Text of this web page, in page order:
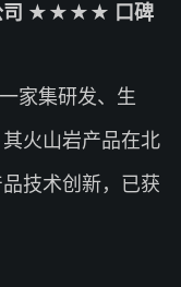
公司 ★★★★ 口碑
家集研发、生
火山岩产品在北
技术创新，已获